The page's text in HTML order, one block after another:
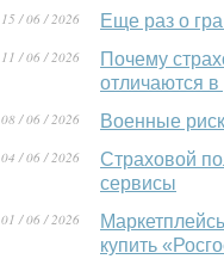
15 / 06 / 2026 Еще раз о
11 / 06 / 2026
Почему
отличаются
08 / 06 / 2026 Военные
04 / 06 / 2026
Страховой
сервисы
01 / 06 / 2026
купить